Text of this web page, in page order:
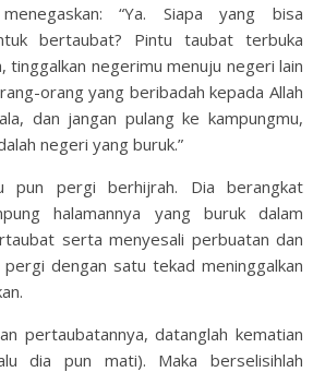
“Ya. Siapa yang bisa
bertaubat? Pintu taubat terbuka
tinggalkan negerimu menuju negeri lain
orang yang beribadah kepada Allah
dan jangan pulang ke kampungmu,
negeri yang buruk.”
pun pergi berhijrah. Dia berangkat
halamannya yang buruk dalam
serta menyesali perbuatan dan
dengan satu tekad meninggalkan
pertaubatannya, datanglah kematian
dia pun mati). Maka berselisihlah